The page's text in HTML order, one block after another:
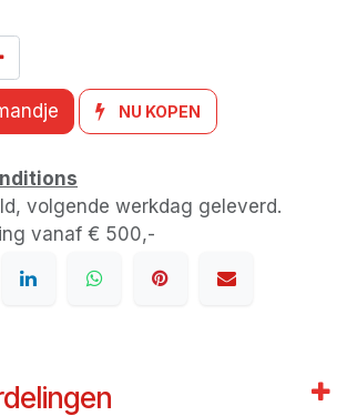
NU KOPEN
volgende werkdag geleverd.
vanaf € 500,-